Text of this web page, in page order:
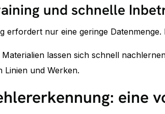
und schnelle
erfordert nur eine geringe
lassen sich schnell
Linien und Werken.
eine